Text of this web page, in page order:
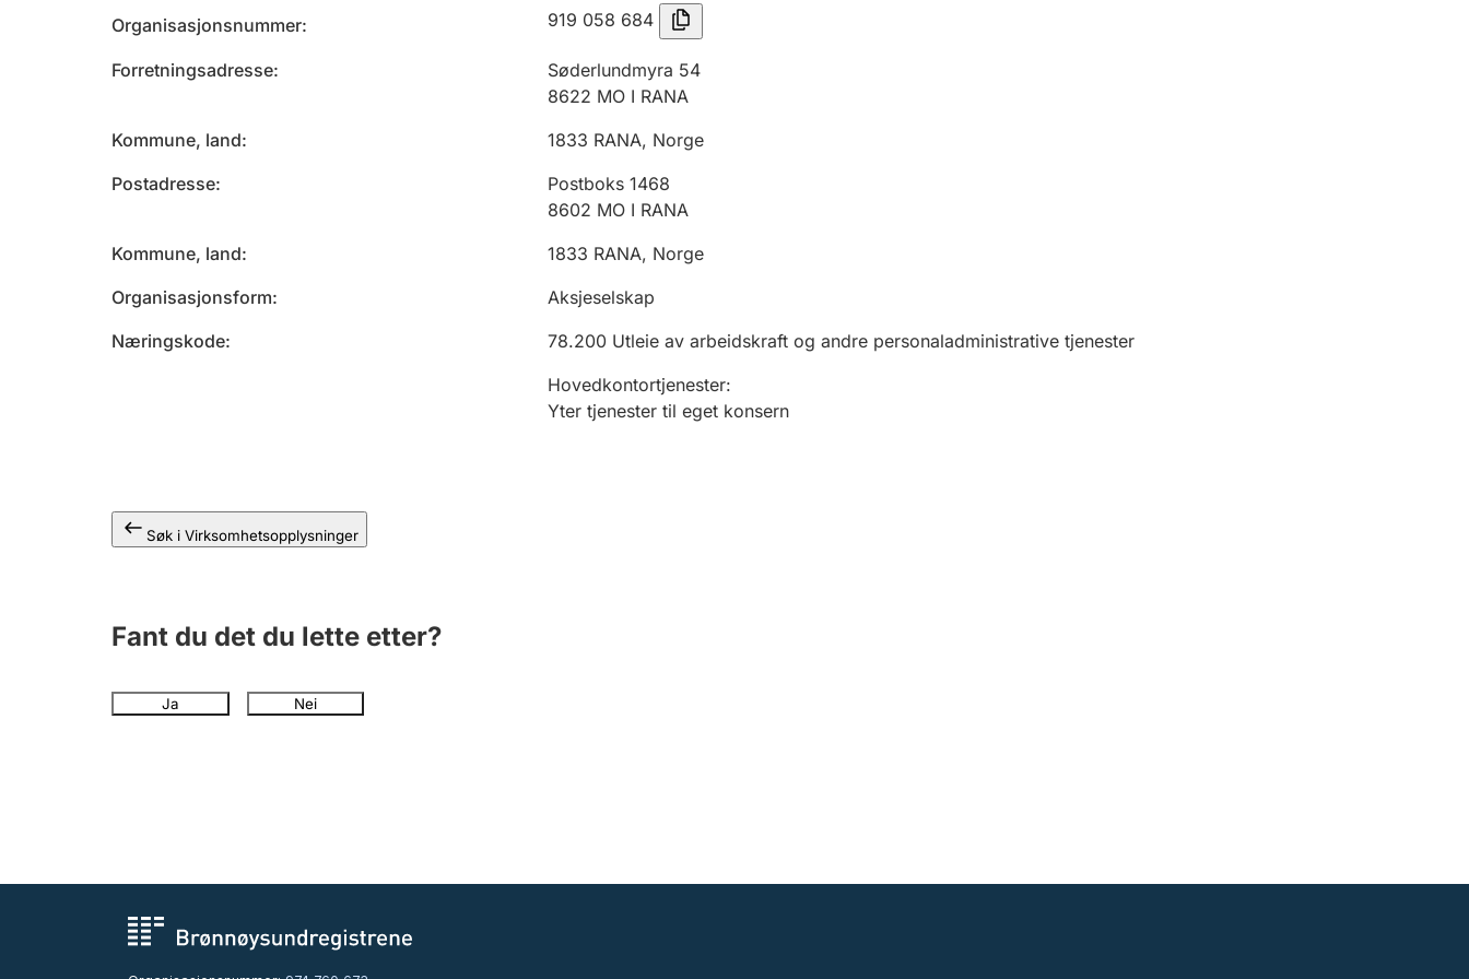
Organisasjonsnummer 919 058 684
Forretningsadresse
Søderlundmyra 54
8622 MO I RANA
Kommune, land
1833 RANA, Norge
Postadresse
Postboks 1468
8602 MO I RANA
Kommune, land
1833 RANA, Norge
Organisasjonsform
Aksjeselskap
Næringskode
78.200 Utleie av arbeidskraft og andre personaladministrative tjenester
Hovedkontortjenester:
Yter tjenester til eget konsern
Søk i Virksomhetsopplysninger
Fant du det du lette etter?
Ja Nei